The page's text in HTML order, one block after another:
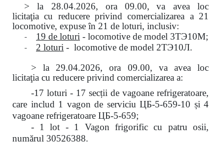
> la 28.04.2026, ora 09.00,
va avea loc
licitaţiacu reducere privind comercializarea a 21
locomotive, expuse în 21 de loturi, inclusiv:
- 19 de loturi - locomotive de model 3ТЭ10М;
- 2 loturi - locomotive de model 2ТЭ10Л.
> la 29.04.2026, ora 09.00, va avea loc
licitaţia cu reducere privind comercializarea a:
-17 loturi - 17 secții de vagoane refrigeratoare,
care includ 1 vagon de serviciu ЦБ-5-659-10 și 4
vagoane refrigeratoare ЦБ-5-659;
- 1 lot - 1 Vagon frigorific cu patru osii,
numărul 30526388.